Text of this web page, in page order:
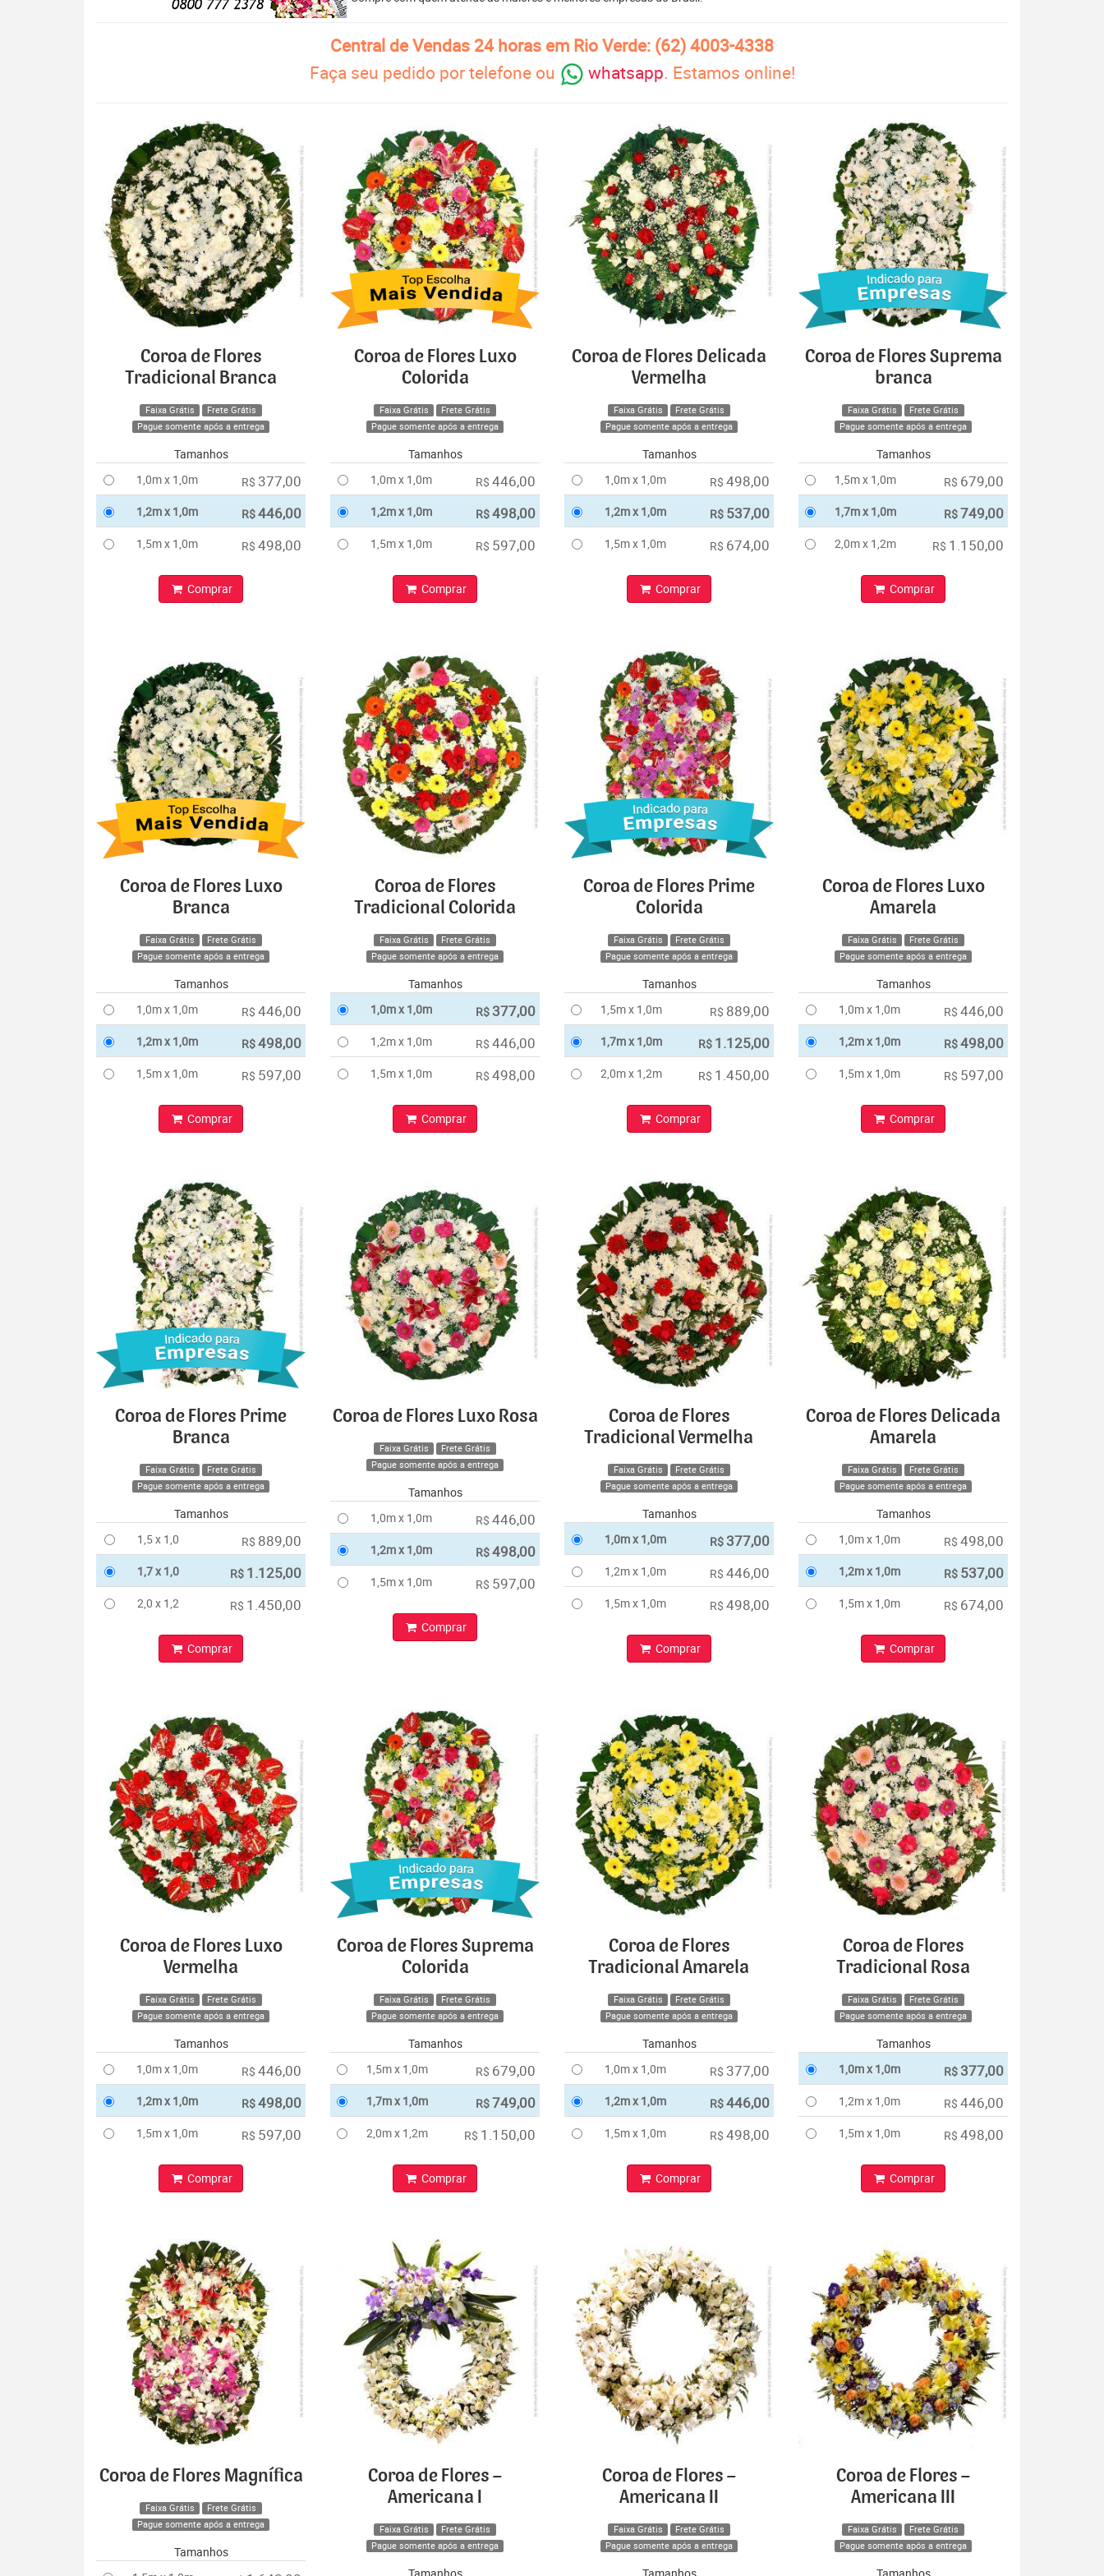
Central de Vendas 24 horas em Rio Verde: (62) 4003-4338
Faça seu pedido por telefone ou
whatsapp. Estamos online!
Coroa de Flores
Tradicional Branca
Faixa Grátis
Frete Grátis
Pague somente após a entrega
Tamanhos
1,0m x 1,0m
R$ 377,00
1,2m x 1,0m R$446,00
1,5m x 1,0m R$ 498,00
Comprar
Coroa de Flores Luxo
Colorida
Faixa Grátis
Frete Grátis
Pague somente após a entrega
Tamanhos
1,0m x 1,0m
R$ 446,00
1,2m x 1,0m R$498,00
1,5m x 1,0m R$ 597,00
Comprar
Coroa de Flores Delicada
Vermelha
Faixa Grátis
Frete Grátis
Pague somente após a entrega
Tamanhos
1,0m x 1,0m
R$ 498,00
1,2m x 1,0m R$ 537,00
1,5m x 1,0m R$ 674,00
Comprar
Coroa de Flores Suprema
branca
Faixa Grátis
Frete Grátis
Pague somente após a entrega
Tamanhos
1,5m x 1,0m
R$ 679,00
1,7m x 1,0m R$749,00
2,0m x 1,2m R$ 1.150,00
Comprar
Coroa de Flores Luxo
Branca
Faixa Grátis
Frete Grátis
Pague somente após a entrega
Tamanhos
1,0m x 1,0m
R$ 446,00
1,2m x 1,0m R$498,00
1,5m x 1,0m R$ 597,00
Comprar
Coroa de Flores
Tradicional Colorida
Faixa Grátis
Frete Grátis
Pague somente após a entrega
Tamanhos
1,0m x 1,0m
R$ 377,00
1,2m x 1,0m R$ 446,00
1,5m x 1,0m R$ 498,00
Comprar
Coroa de Flores Prime
Colorida
Faixa Grátis
Frete Grátis
Pague somente após a entrega
Tamanhos
1,5m x 1,0m
R$ 889,00
1,7m x 1,0m R$ 1.125,00
2,0m x 1,2m R$ 1.450,00
Comprar
Coroa de Flores Luxo
Amarela
Faixa Grátis
Frete Grátis
Pague somente após a entrega
Tamanhos
1,0m x 1,0m
R$ 446,00
1,2m x 1,0m R$498,00
1,5m x 1,0m R$ 597,00
Comprar
Coroa de Flores Prime
Branca
Faixa Grátis
Frete Grátis
Pague somente após a entrega
Tamanhos
1,5 x 1,0
R$ 889,00
1,7 x 1,0 R$ 1.125,00
2,0 x 1,2 R$ 1.450,00
Comprar
Coroa de Flores Luxo Rosa
Faixa Grátis
Frete Grátis
Pague somente após a entrega
Tamanhos
1,0m x 1,0m
R$ 446,00
1,2m x 1,0m R$498,00
1,5m x 1,0m R$ 597,00
Comprar
Coroa de Flores
Tradicional Vermelha
Faixa Grátis
Frete Grátis
Pague somente após a entrega
Tamanhos
1,0m x 1,0m
R$ 377,00
1,2m x 1,0m R$ 446,00
1,5m x 1,0m R$ 498,00
Comprar
Coroa de Flores Delicada
Amarela
Faixa Grátis
Frete Grátis
Pague somente após a entrega
Tamanhos
1,0m x 1,0m
R$ 498,00
1,2m x 1,0m R$ 537,00
1,5m x 1,0m R$ 674,00
Comprar
Coroa de Flores Luxo
Vermelha
Faixa Grátis
Frete Grátis
Pague somente após a entrega
Tamanhos
1,0m x 1,0m
R$ 446,00
1,2m x 1,0m R$498,00
1,5m x 1,0m R$ 597,00
Comprar
Coroa de Flores Suprema
Colorida
Faixa Grátis
Frete Grátis
Pague somente após a entrega
Tamanhos
1,5m x 1,0m
R$ 679,00
1,7m x 1,0m R$749,00
2,0m x 1,2m R$ 1.150,00
Comprar
Coroa de Flores
Tradicional Amarela
Faixa Grátis
Frete Grátis
Pague somente após a entrega
Tamanhos
1,0m x 1,0m
R$ 377,00
1,2m x 1,0m R$446,00
1,5m x 1,0m R$ 498,00
Comprar
Coroa de Flores
Tradicional Rosa
Faixa Grátis
Frete Grátis
Pague somente após a entrega
Tamanhos
1,0m x 1,0m
R$ 377,00
1,2m x 1,0m R$ 446,00
1,5m x 1,0m R$ 498,00
Comprar
Coroa de Flores Magnífica
Faixa Grátis
Frete Grátis
Pague somente após a entrega
Tamanhos
Coroa de Flores –
Americana I
Faixa Grátis
Frete Grátis
Pague somente após a entrega
Coroa de Flores –
Americana II
Faixa Grátis
Frete Grátis
Pague somente após a entrega
Coroa de Flores –
Americana III
Faixa Grátis
Frete Grátis
Pague somente após a entrega